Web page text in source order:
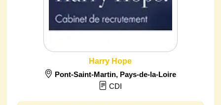
Harry Hope
Pont-Saint-Martin, Pays-de-la-Loire
CDI